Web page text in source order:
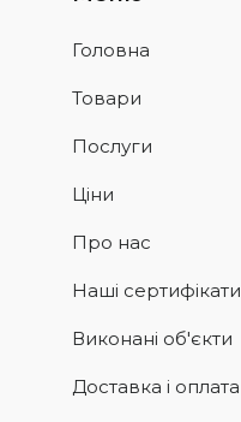
Головна
Товари
Послуги
Ціни
Про нас
Наші сертифікати
Виконані об'єкти
Доставка і оплата